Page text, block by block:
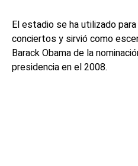
El estadio se ha utilizado
conciertos y sirvió como
Barack Obama de la
presidencia en el 2008.